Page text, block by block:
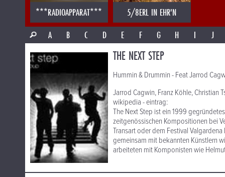
***RADIOAPPARAT***
5/8ERL IN EHR'N
A
B C D E F G H I J
THE NEXT STEP
Hummin & Drummin - Feat Jarrod
Jarrod Cagwin, Franz Köhle, Christian
wikipedia - eintrag:
The Next Step ist ein 1999
zeitgenössischen Kompositionen bei
Transart oder dem Festival
gemeinsam mit bekannten Künstlern
arbeiteten mit Komponisten wie